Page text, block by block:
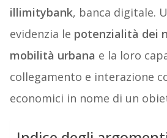
illimitybank, banca digitale.
evidenzia le potenzialità dei
mobilità urbana e la loro
collegamento e interazione
economici in nome di un